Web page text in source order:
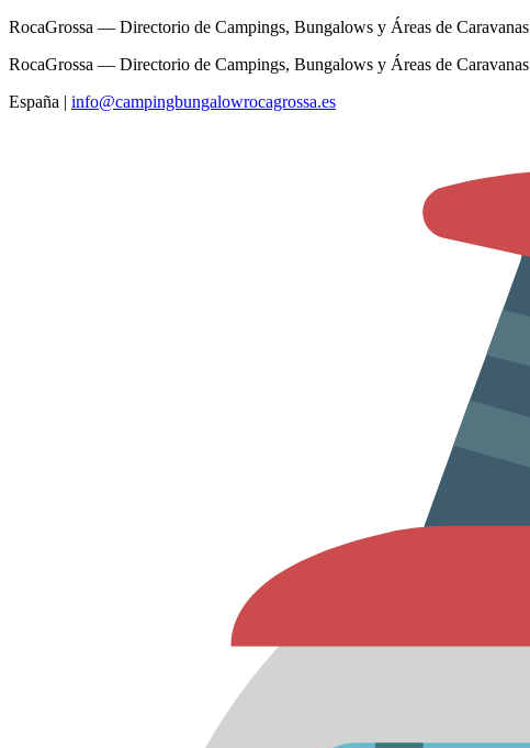
RocaGrossa — Directorio de Campings, Bungalows y Áreas de Caravanas
RocaGrossa — Directorio de Campings, Bungalows y Áreas de Caravanas
España | info@campingbungalowrocagrossa.es